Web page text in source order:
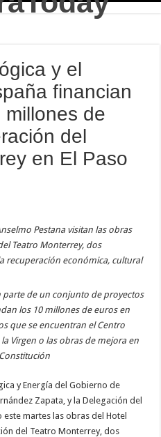
y el
financian
de
del
en El Paso
Pestana visitan las obras
Teatro Monterrey, dos
recuperación económica, cultural
de un conjunto de proyectos
los 10 millones de euros en
que se encuentran el Centro
Virgen o las obras de mejora en
y Energía del Gobierno de
Zapata, y la Delegación del
martes las obras del Hotel
del Teatro Monterrey, dos